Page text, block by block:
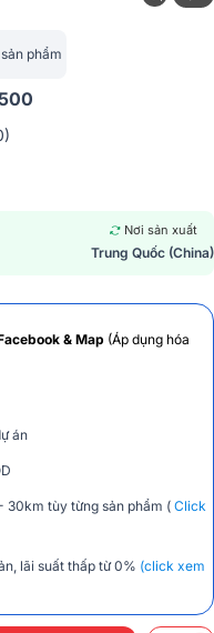
phẩm
Nơi sản xuất
Trung Quốc (China)
& Map (Áp dụng hóa
án
30km tùy từng sản phẩm ( Click
lãi suất thấp từ 0% (click xem